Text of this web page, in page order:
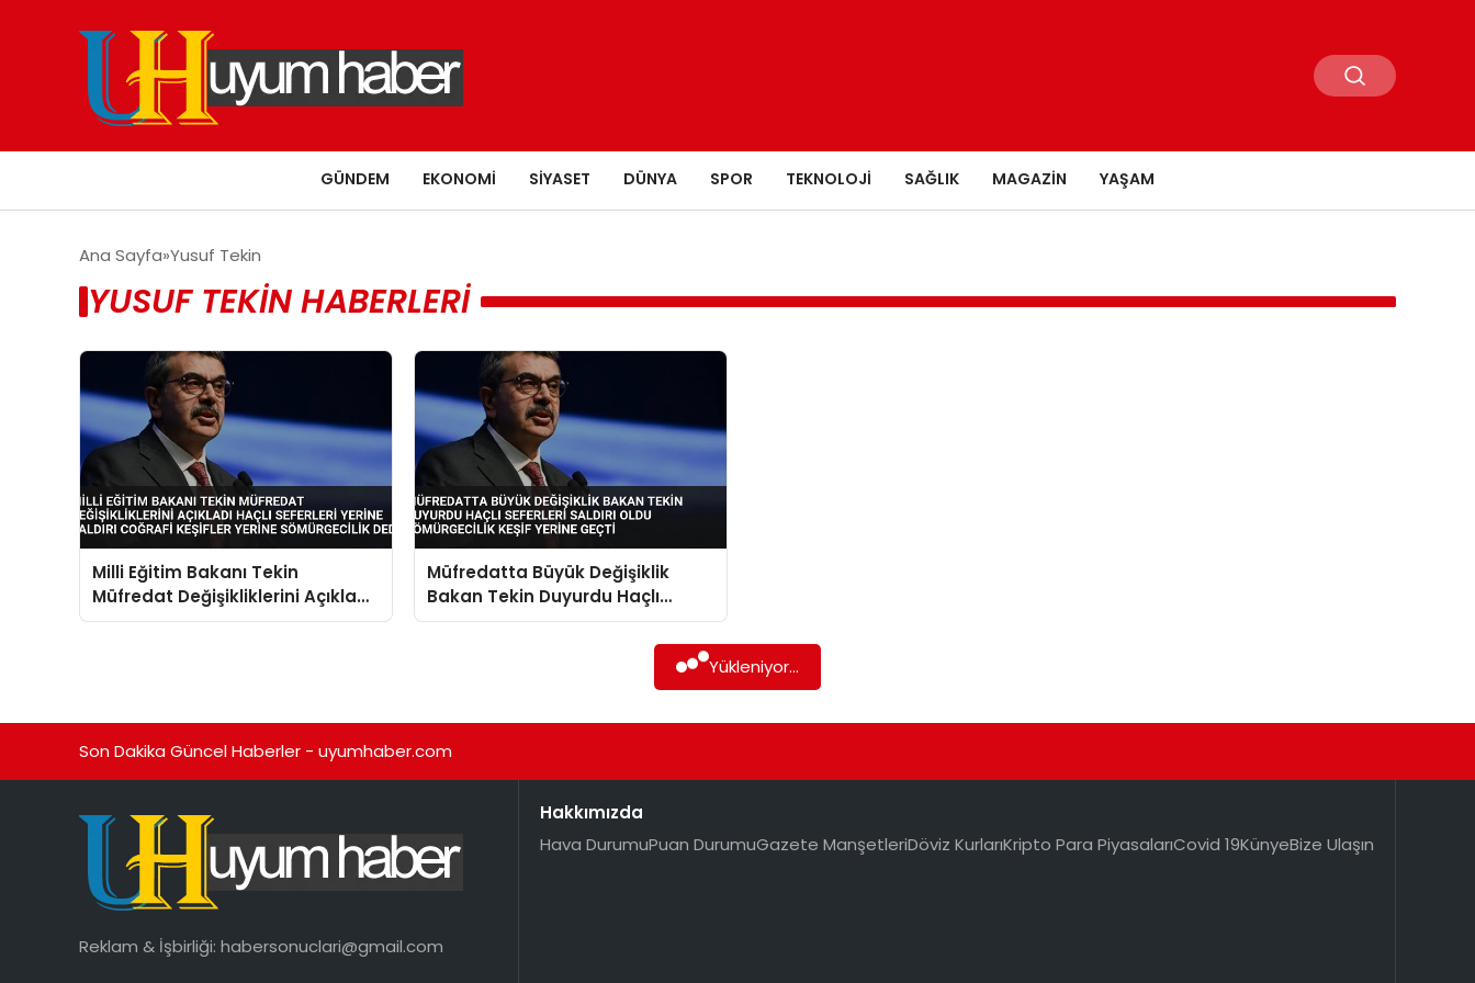
GÜNDEM EKONOMI SIYASET DÜNYA SPOR TEKNOLOJI SAĞLIK MAGAZIN YAŞAM
Ana Sayfa Yusuf Tekin
YUSUF TEKIN HABERLERI
Milli Eğitim Bakanı Tekin
Müfredat Değişikliklerini Açıkladı
Haçlı Seferleri Yerine Saldırı
Müfredatta Büyük Değişiklik
Bakan Tekin Duyurdu Haçlı
Seferleri Saldırı Oldu
Sömürgecilik Keşif Yerine Geçti
Yükleniyor...
Son Dakika Güncel Haberler - uyumhaber.com
Reklam & İşbirliği: habersonuclari@gmail.com
Hakkımızda
Hava DurumuPuan DurumuGazete ManşetleriDöviz KurlarıKripto Para PiyasalarıCovid 19KünyeBize Ulaşın